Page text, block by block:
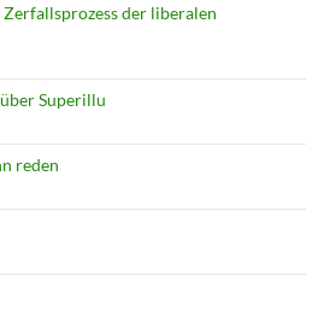
der liberalen
Superillu
reden